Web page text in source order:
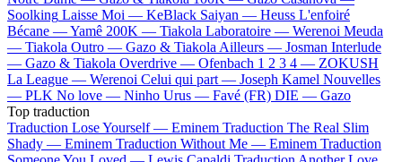
Soolking Laisse Moi — KeBlack Saiyan — Heuss L'enfoiré
Bécane —Yamê 200K — Tiakola Laboratoire — Werenoi Meuda
— Tiakola Outro — Gazo & Tiakola Ailleurs — Josman Interlude
— Gazo & Tiakola Overdrive — Ofenbach 1 2 3 4 — ZOKUSH
La League — Werenoi Celui qui part — Joseph Kamel Nouvelles
— PLK No love — Ninho Urus — Favé (FR) DIE — Gazo
Top traduction
Traduction Lose Yourself — Eminem Traduction The Real Slim
Shady — Eminem Traduction Without Me — Eminem Traduction